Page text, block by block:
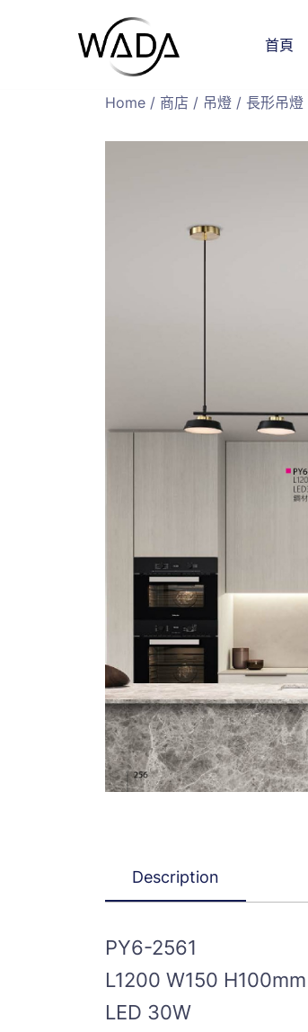
緯達燈飾
緯達燈飾企業行
首頁
Home / 商店 / 吊燈 / 長形吊燈
Description
PY6-2561
L1200 W150 H100mm
LED 30W